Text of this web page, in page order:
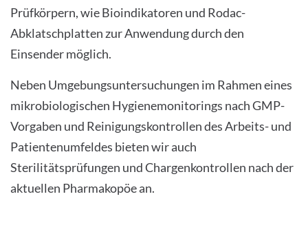
INTERNATIONALE PATIENTEN
PRESSE
Prüfkörpern, wie Bioindikatoren und Rodac-
Abklatschplatten zur Anwendung durch den
Einsender möglich.
Neben Umgebungsuntersuchungen im Rahmen eines
mikrobiologischen Hygienemonitorings nach GMP-
Vorgaben und Reinigungskontrollen des Arbeits- und
Patientenumfeldes bieten wir auch
Sterilitätsprüfungen und Chargenkontrollen nach der
aktuellen Pharmakopöe an.